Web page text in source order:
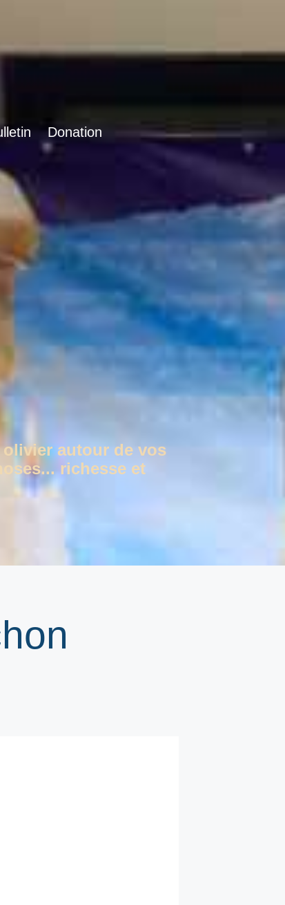
Donation
autour de vos
richesse et